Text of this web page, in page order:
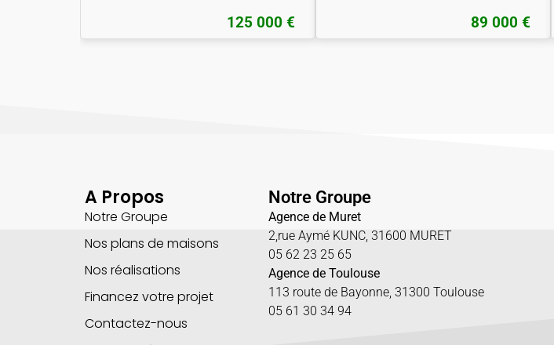
125 000 € 89 000 €
A Propos
Notre Groupe
Nos plans de maisons
Nos réalisations
Financez votre projet
Contactez-nous
Notre Groupe
Agence de Muret
2,rue Aymé KUNC, 31600 MURET
05 62 23 25 65
Agence de Toulouse
113 route de Bayonne, 31300 Toulouse
05 61 30 34 94